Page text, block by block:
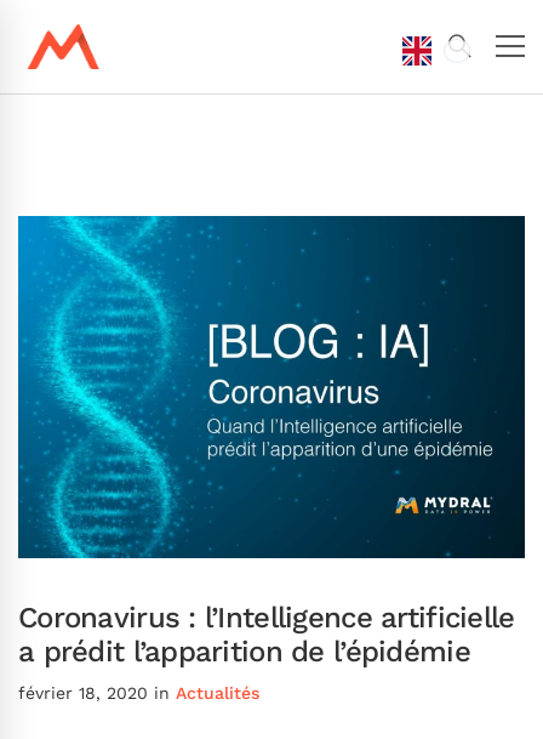
Coronavirus : l’Intelligence artificielle
a prédit l’apparition de l’épidémie
février 18, 2020 in Actualités